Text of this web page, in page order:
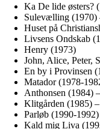
Ka De lide østers?
Sulevælling (1970)
Huset på
Livsens Ondskab
Henry (1973)
John, Alice, Peter,
En by i Provinsen
Matador (1978-
Anthonsen (1984)
Klitgården (1985)
Parløb (1990-
Kald mig Liva